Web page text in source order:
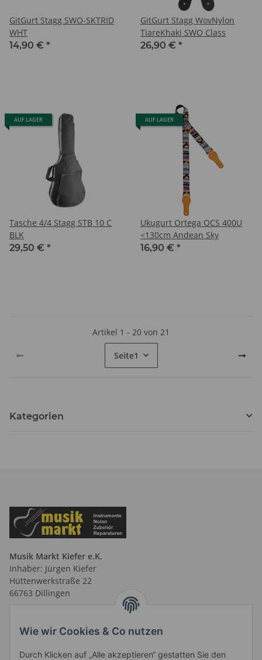
Wie wir Cookies & Co nutzen
Durch Klicken auf „Alle akzeptieren“ gestatten Sie den
GitGurt Stagg SWO-SKTRID
WHT
14,90 € *
GitGurt Stagg WovNylon
TiareKhaki SWO Class
26,90 € *
AUF LAGER
Tasche 4/4 Stagg STB 10 C
BLK
29,50 € *
AUF LAGER
Ukugurt Ortega OCS 400U
<130cm Andean Sky
16,90 € *
Artikel 1 - 20 von 21
Seite1
Kategorien
Musik Markt Kiefer e.K.
Inhaber: Jürgen Kiefer
Hüttenwerkstraße 22
66763 Dillingen
Telefax: 06831 9 66 58 41